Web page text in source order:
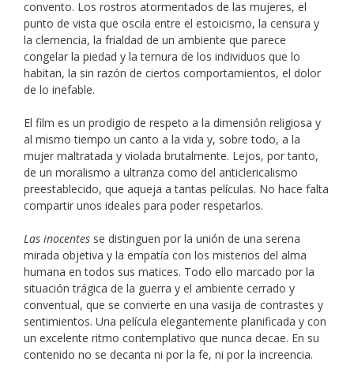
convento. Los rostros atormentados de las mujeres, el
punto de vista que oscila entre el estoicismo, la censura y
la clemencia, la frialdad de un ambiente que parece
congelar la piedad y la ternura de los individuos que lo
habitan, la sin razón de ciertos comportamientos, el dolor
de lo inefable.
El film es un prodigio de respeto a la dimensión religiosa y
al mismo tiempo un canto a la vida y, sobre todo, a la
mujer maltratada y violada brutalmente. Lejos, por tanto,
de un moralismo a ultranza como del anticlericalismo
preestablecido, que aqueja a tantas películas. No hace falta
compartir unos ideales para poder respetarlos.
Las inocentes se distinguen por la unión de una serena
mirada objetiva y la empatía con los misterios del alma
humana en todos sus matices. Todo ello marcado por la
situación trágica de la guerra y el ambiente cerrado y
conventual, que se convierte en una vasija de contrastes y
sentimientos. Una película elegantemente planificada y con
un excelente ritmo contemplativo que nunca decae. En su
contenido no se decanta ni por la fe, ni por la increencia.